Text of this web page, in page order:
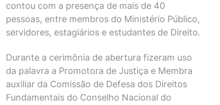
contou com a presença de mais de 40
pessoas, entre membros do Ministério Público,
servidores, estagiários e estudantes de Direito.
Durante a cerimônia de abertura fizeram uso
da palavra a Promotora de Justiça e Membra
auxiliar da Comissão de Defesa dos Direitos
Fundamentais do Conselho Nacional do